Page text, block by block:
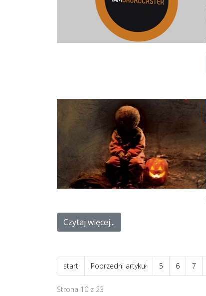
Czytaj więcej...
start Poprzedni artykuł 5 6 7
Strona 10 z 23